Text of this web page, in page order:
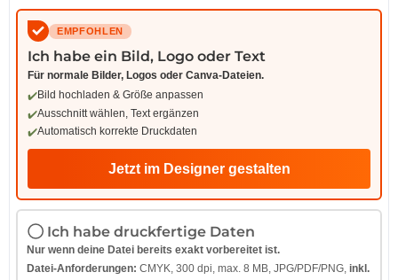
EMPFOHLEN
Ich habe ein Bild, Logo oder Text
Für normale Bilder, Logos oder Canva-Dateien.
Bild hochladen & Größe anpassen
Ausschnitt wählen, Text ergänzen
Automatisch korrekte Druckdaten
Jetzt im Designer gestalten
Ich habe druckfertige Daten
Nur wenn deine Datei bereits exakt vorbereitet ist.
Datei-Anforderungen: CMYK, 300 dpi, max. 8 MB, JPG/PDF/PNG, inkl.